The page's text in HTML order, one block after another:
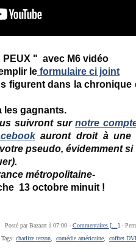
PEUX " avec M6 vidéo
le formulaire ci joint
figurent dans la chronique
les gagnants.
suivront surnotre
auront droit à une
pseudo, évidemment
métropolitaine-
13 octobre minuit !
Posté par Bazaart à 07:00 - Commentaires [… ]-
Tags: charlize terzon comédie américaine coffret